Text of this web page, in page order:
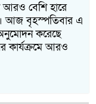
আরও বেশি হারে
আজ বৃহস্পতিবার এ
করেছে
কার্যক্রমে আরও